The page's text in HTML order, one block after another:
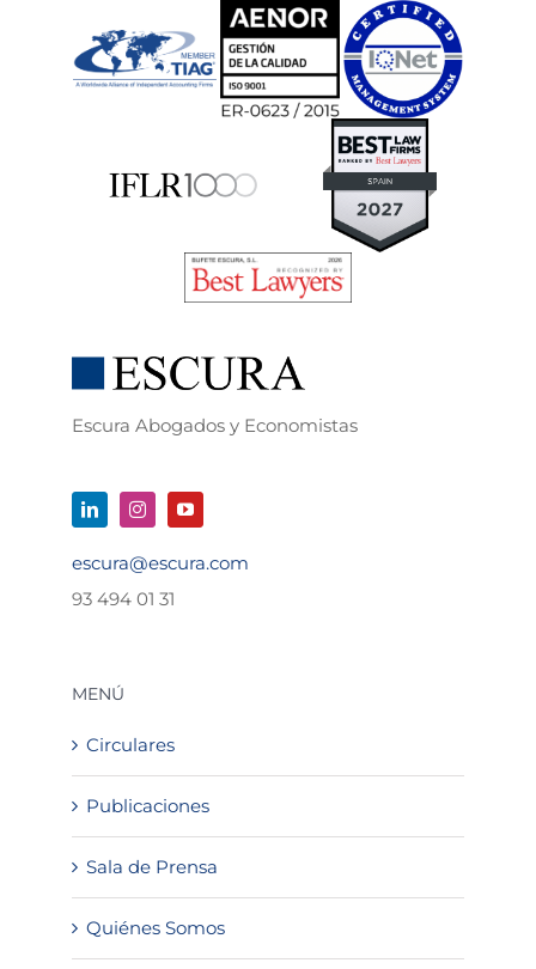
Escura Abogados y Economistas
escura@escura.com
93 494 01 31
MENÚ
Circulares
Publicaciones
Sala de Prensa
Quiénes Somos